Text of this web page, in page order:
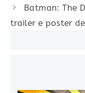
Batman: The
trailer e poster